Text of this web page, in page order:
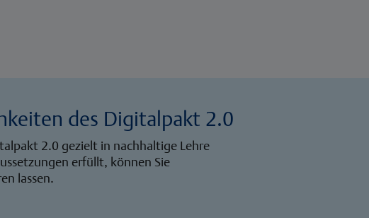
des Digitalpakt 2.0
2.0 gezielt in nachhaltige Lehre
erfüllt, können Sie
lassen.